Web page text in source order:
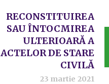
RECONSTITUIREA
SAU ÎNTOCMIREA
ULTERIOARĂ A
ACTELOR DE STARE
CIVILĂ
23 martie 2021